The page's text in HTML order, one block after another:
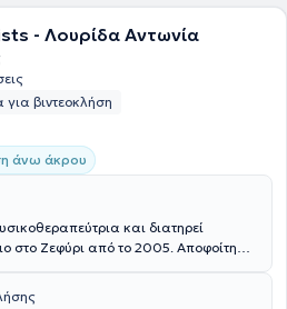
- Λουρίδα Αντωνία
για βιντεοκλήση
άνω άκρου
και διατηρεί
στο Ζεφύρι από το 2005. Αποφοίτησε
ακράτειας και πυελικού πόνου,